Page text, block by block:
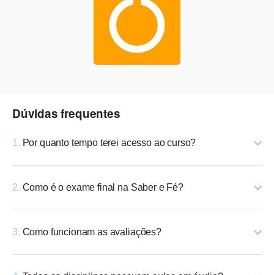
Dúvidas frequentes
1. Por quanto tempo terei acesso ao curso?
2. Como é o exame final na Saber e Fé?
3. Como funcionam as avaliações?